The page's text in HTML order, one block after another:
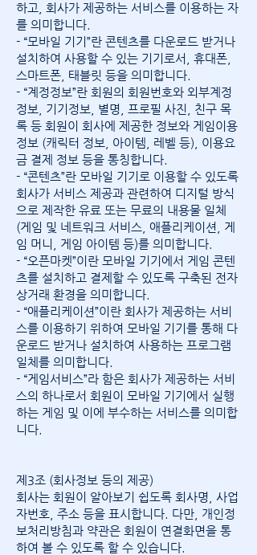
하고, 회사가 제공하는 서비스를 이용하는 자
를 의미합니다.
- “모바일 기기”란 콘텐츠를 다운로드 받거나
설치하여 사용할 수 있는 기기로서, 휴대폰,
스마트폰, 태블릿 등을 의미합니다.
- “계정정보”란 회원의 회원번호와 외부계정
정보, 기기정보, 별명, 프로필 사진, 친구 목
록 등 회원이 회사에 제공한 정보와 게임이용
정보 (캐릭터 정보, 아이템, 레벨 등), 이용요
금 결제 정보 등을 통칭합니다.
- “콘텐츠”란 모바일 기기로 이용할 수 있도록
회사가 서비스 제공과 관련하여 디지털 방식
으로 제작한 유료 또는 무료의 내용물 일체
(게임 및 네트워크 서비스, 애플리케이션, 게
임 머니, 게임 아이템 등)를 의미합니다.
- “오픈마켓”이란 모바일 기기에서 게임 콘텐
츠를 설치하고 결제할 수 있도록 구축된 전자
상거래 환경을 의미합니다.
- “애플리케이션”이란 회사가 제공하는 서비
스를 이용하기 위하여 모바일 기기를 통해 다
운로드 받거나 설치하여 사용하는 프로그램
일체를 의미합니다.
- “게임서비스”라 함은 회사가 제공하는 서비
스의 하나로서 회원이 모바일 기기에서 실행
하는 게임 및 이에 부수하는 서비스를 의미합
니다.
제3조 (회사정보 등의 제공)
회사는 회원이 알아보기 쉽도록 회사명, 사업
자번호, 주소 등을 표시합니다. 다만, 개인정
보처리방침과 약관은 회원이 연결화면을 통
하여 볼 수 있도록 할 수 있습니다.